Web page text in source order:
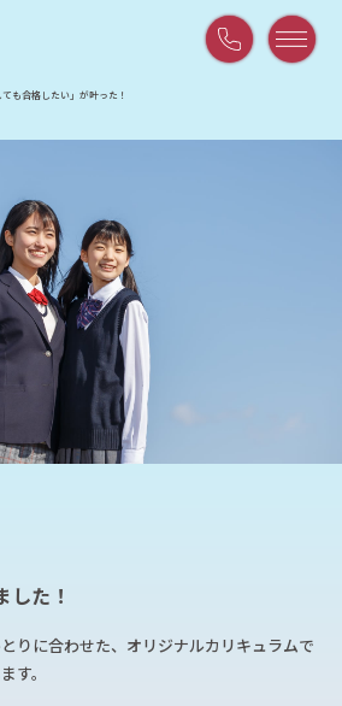
ても合格したい」が叶った！
た！
りに合わせた、オリジナルカリキュラムで
す。